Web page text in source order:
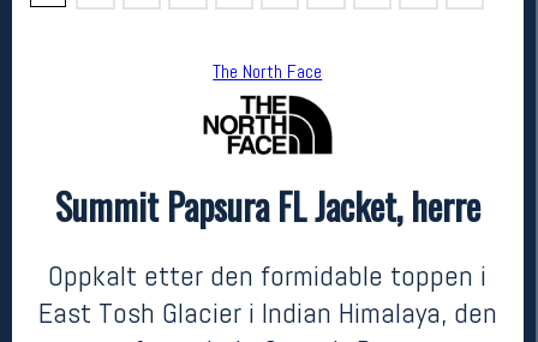
The North Face
Summit Papsura FL Jacket, herre
Oppkalt etter den formidable toppen i
East Tosh Glacier i Indian Himalaya, den
The North Face
Summit Papsura FL Jacket, herre
4599,- MEDLEM:2999,-